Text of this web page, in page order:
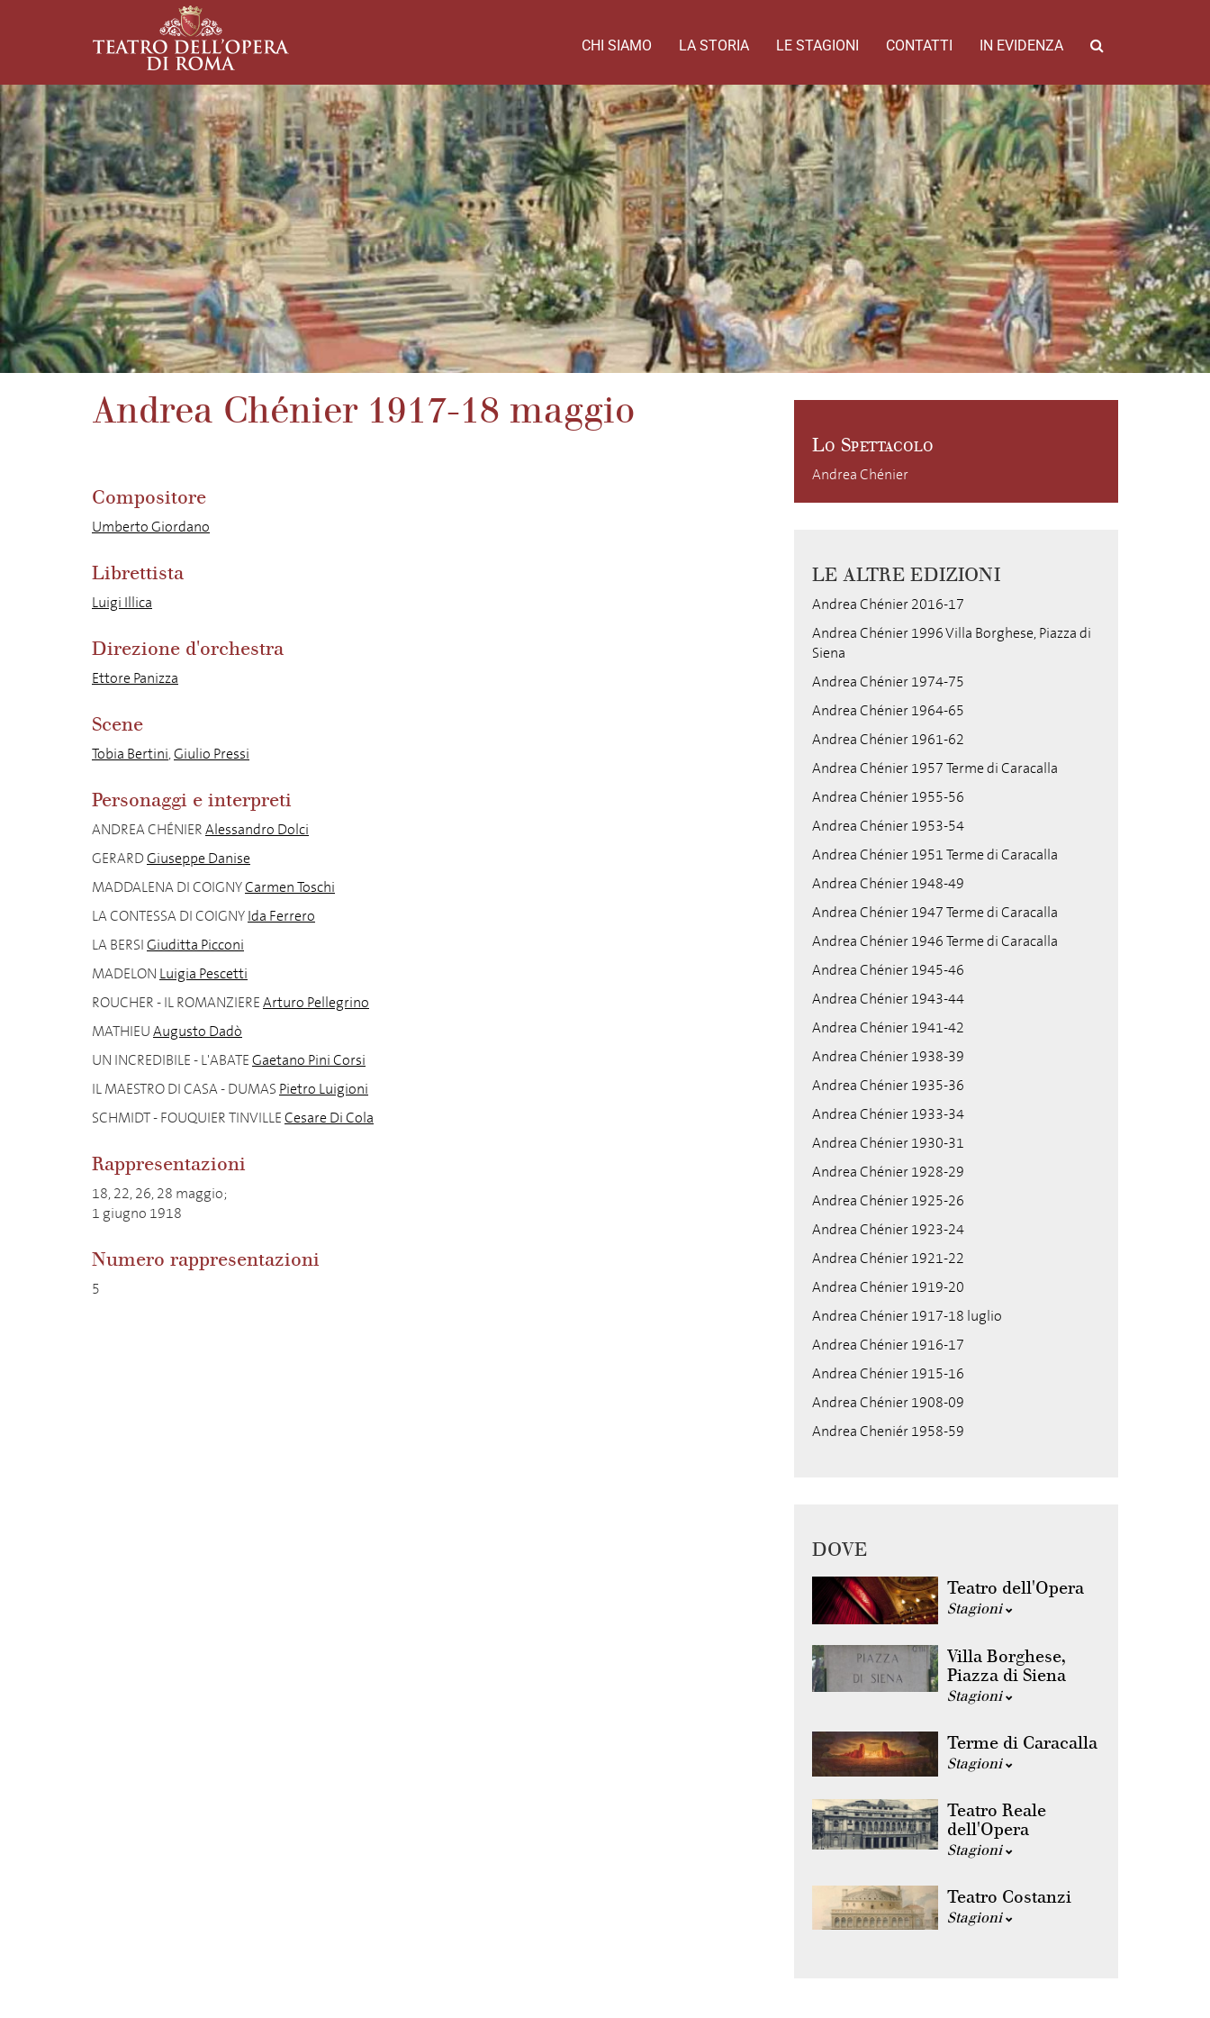
CHI SIAMO LA STORIA LE STAGIONI CONTATTI IN EVIDENZA
Andrea Chénier 1917-18 maggio
Compositore
Umberto Giordano
Librettista
Luigi Illica
Direzione d'orchestra
Ettore Panizza
Scene
Tobia Bertini,Giulio Pressi
Personaggi e interpreti
ANDREA CHÉNIERAlessandro Dolci
GERARDGiuseppe Danise
MADDALENA DI COIGNYCarmen Toschi
LA CONTESSA DI COIGNYIda Ferrero
LA BERSIGiuditta Picconi
MADELON Luigia Pescetti
ROUCHER - IL ROMANZIEREArturo Pellegrino
MATHIEUAugusto Dadò
UN INCREDIBILE - L'ABATEGaetano Pini Corsi
IL MAESTRO DI CASA - DUMAS Pietro Luigioni
SCHMIDT - FOUQUIER TINVILLECesare Di Cola
Rappresentazioni
18, 22, 26, 28 maggio;
1 giugno 1918
Numero rappresentazioni
5
Lo Spettacolo
Andrea Chénier
LE ALTRE EDIZIONI
Andrea Chénier 2016-17
Andrea Chénier 1996 Villa Borghese, Piazza di
Siena
Andrea Chénier 1974-75
Andrea Chénier 1964-65
Andrea Chénier 1961-62
Andrea Chénier 1957 Terme di Caracalla
Andrea Chénier 1955-56
Andrea Chénier 1953-54
Andrea Chénier 1951 Terme di Caracalla
Andrea Chénier 1948-49
Andrea Chénier 1947 Terme di Caracalla
Andrea Chénier 1946 Terme di Caracalla
Andrea Chénier 1945-46
Andrea Chénier 1943-44
Andrea Chénier 1941-42
Andrea Chénier 1938-39
Andrea Chénier 1935-36
Andrea Chénier 1933-34
Andrea Chénier 1930-31
Andrea Chénier 1928-29
Andrea Chénier 1925-26
Andrea Chénier 1923-24
Andrea Chénier 1921-22
Andrea Chénier 1919-20
Andrea Chénier 1917-18 luglio
Andrea Chénier 1916-17
Andrea Chénier 1915-16
Andrea Chénier 1908-09
Andrea Cheniér 1958-59
DOVE
Teatro dell'Opera
Stagioni
Villa Borghese,
Piazza di Siena
Stagioni
Terme di Caracalla
Stagioni
Teatro Reale
dell'Opera
Stagioni
Teatro Costanzi
Stagioni